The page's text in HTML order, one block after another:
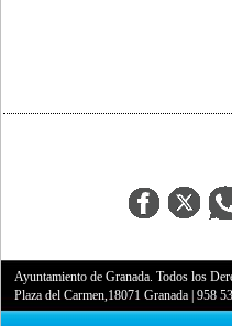
Ayuntamiento de Granada. Todos los
Plaza del Carmen,18071 Granada |958